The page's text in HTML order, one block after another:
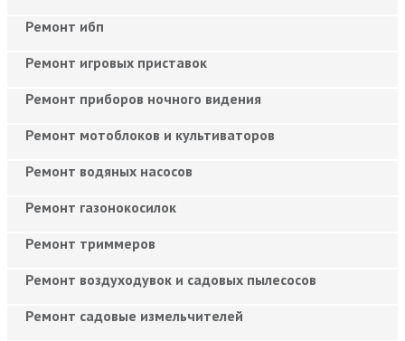
Ремонт ибп
Ремонт игровых приставок
Ремонт приборов ночного видения
Ремонт мотоблоков и культиваторов
Ремонт водяных насосов
Ремонт газонокосилок
Ремонт триммеров
Ремонт воздуходувок и садовых пылесосов
Ремонт садовые измельчителей